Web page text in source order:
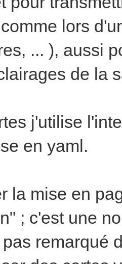
lors
... ), aussi
de la
j'utilise
en yaml.
la mise en
; c'est une
remarqué